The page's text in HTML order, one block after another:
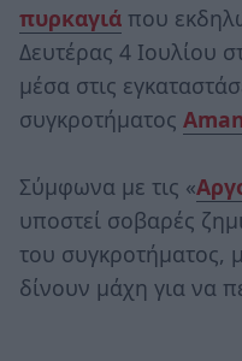
πυρκαγιά που
Δευτέρας 4 Ιουλίου
μέσα στις
συγκροτήματος
Σύμφωνα με τις «
υποστεί σοβαρές
του συγκροτήματος,
δίνουν μάχη για να